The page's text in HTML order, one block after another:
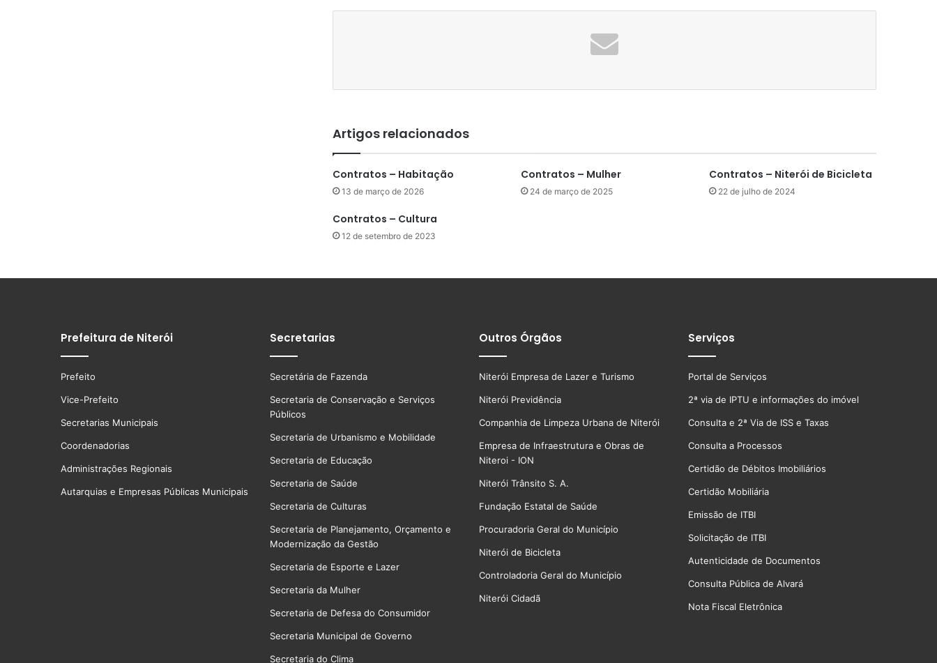
Artigos relacionados
Contratos – Habitação
13 de março de 2026
Contratos – Mulher
24 de março de 2025
Contratos – Niterói de Bicicleta
22 de julho de 2024
Contratos – Cultura
12 de setembro de 2023
Prefeitura de Niterói
Prefeito
Vice-Prefeito
Secretarias Municipais
Coordenadorias
Administrações Regionais
Autarquias e Empresas Públicas Municipais
Secretarias
Secretária de Fazenda
Secretaria de Conservação e Serviços
Públicos
Secretaria de Urbanismo e Mobilidade
Secretaria de Educação
Secretaria de Saúde
Secretaria de Culturas
Secretaria de Planejamento, Orçamento e
Modernização da Gestão
Secretaria de Esporte e Lazer
Secretaria da Mulher
Secretaria de Defesa do Consumidor
Secretaria Municipal de Governo
Secretaria do Clima
Outros Órgãos
Niterói Empresa de Lazer e Turismo
Niterói Previdência
Companhia de Limpeza Urbana de Niterói
Empresa de Infraestrutura e Obras de
Niteroi - ION
Niterói Trânsito S. A.
Fundação Estatal de Saúde
Procuradoria Geral do Município
Niterói de Bicicleta
Controladoria Geral do Município
Niterói Cidadã
Serviços
Portal de Serviços
2ª via de IPTU e informações do imóvel
Consulta e 2ª Via de ISS e Taxas
Consulta a Processos
Certidão de Débitos Imobiliários
Certidão Mobiliária
Emissão de ITBI
Solicitação de ITBI
Autenticidade de Documentos
Consulta Pública de Alvará
Nota Fiscal Eletrônica